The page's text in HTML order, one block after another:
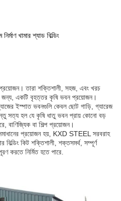
খামার শ্যাড বিল্ডিং
তারা শক্তিশালী, সহজ, এবং খরচ
জন্য, একটি বৃহত্তর কৃষি ভবন প্রয়োজন।
ইস্পাত ভবনগুলি কেবল ছোট গাড়ি, গ্যারেজ
সত্য হল যে কৃষি ধাতু ভবন প্রায় কোনো বড়
বাণিজ্যিক বা শিল্প প্রয়োজন।
সমাধানের প্রয়োজন হয়, KXD STEEL সরবরাহ
কিট শক্তিশালী, শক্তসমর্থ, সম্পূর্ণ
করতে নির্মিত হতে পারে.